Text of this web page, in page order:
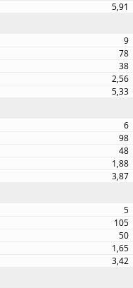
5,91
9
78
38
2,56
5,33
6
98
48
1,88
3,87
5
105
50
1,65
3,42